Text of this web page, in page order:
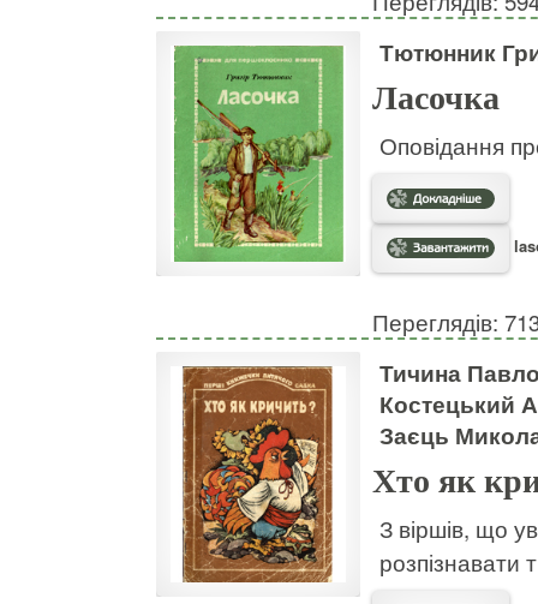
Тютюнник
Ласочка
Оповідання
Переглядів:
Тичина
Костецький
Заєць
Хто як
З віршів, що
розпізнавати